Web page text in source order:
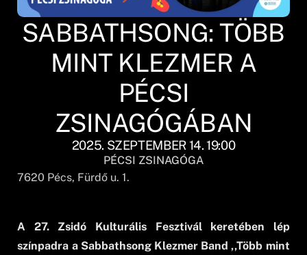
SABBATHSONG: TÖBB
MINT KLEZMER A
PÉCSI
ZSINAGÓGÁBAN
2025. SZEPTEMBER 14. 19:00
PÉCSI ZSINAGÓGA
7620 Pécs, Fürdő u. 1.
A 27. Zsidó Kulturális Fesztivál keretében lép
színpadra a Sabbathsong Klezmer Band ,,Több mint